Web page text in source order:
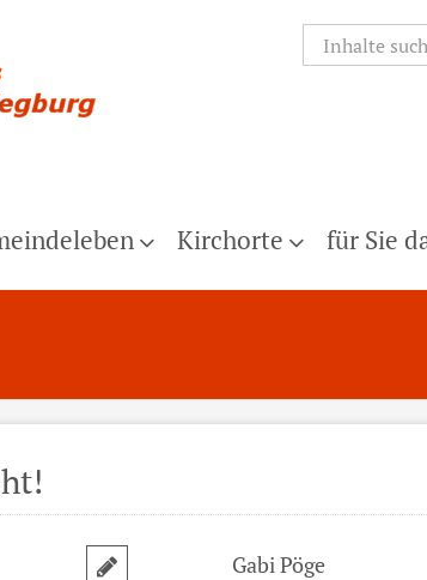
Kirchorte für Sie
Gabi Pöge